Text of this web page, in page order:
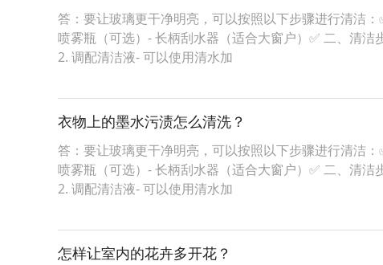
答：要让玻璃更干净明亮，可以按照以下步骤进行清洁
喷雾瓶（可选）- 长柄刮水器（适合大窗户）✅ 二、清
2. 调配清洁液- 可以使用清水加
衣物上的墨水污渍怎么清洗？
答：要让玻璃更干净明亮，可以按照以下步骤进行清洁
喷雾瓶（可选）- 长柄刮水器（适合大窗户）✅ 二、清
2. 调配清洁液- 可以使用清水加
怎样让室内的花卉多开花？